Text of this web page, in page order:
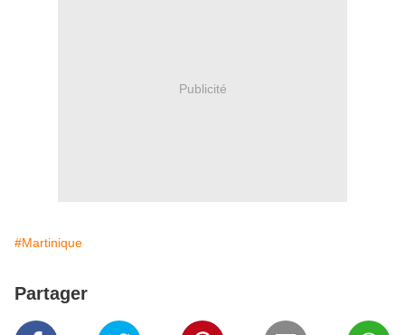
Publicité
#Martinique
Partager